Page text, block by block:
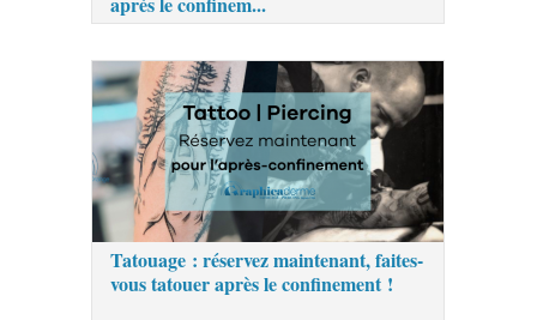
Tatouage : réservez maintenant, faites-
vous tatouer après le confinement !